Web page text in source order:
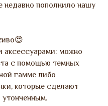
недавно пополнило нашу
аксессуарами: можно
с помощью темных
гамме либо
которые сделают